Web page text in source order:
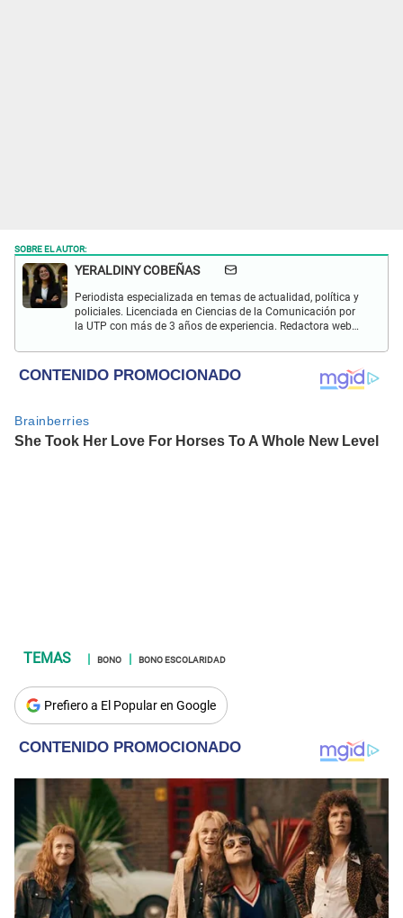
SOBRE EL AUTOR:
YERALDINY COBEÑAS
Periodista especializada en temas de actualidad, política y
policiales. Licenciada en Ciencias de la Comunicación por
la UTP con más de 3 años de experiencia. Redactora web
en temas relacionados con misterios, películas y series
policiales.
BONO BONO ESCOLARIDAD
Prefiero a El Popular en Google